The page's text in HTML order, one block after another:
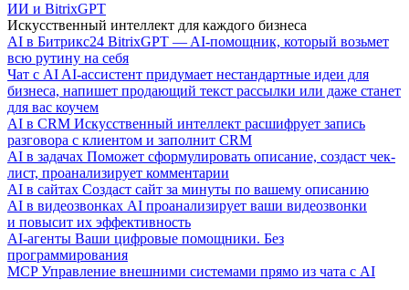
ИИ и BitrixGPT
Искусственный интеллект для каждого бизнеса
AI в Битрикс24 BitrixGPT — AI-помощник, который возьмет
всю рутину на себя
Чат с AI AI-ассистент придумает нестандартные идеи для
бизнеса, напишет продающий текст рассылки или даже станет
для вас коучем
AI в CRM Искусственный интеллект расшифрует запись
разговора с клиентом и заполнит CRM
AI в задачах Поможет сформулировать описание, создаст чек-
лист, проанализирует комментарии
AI в сайтах Создаст сайт за минуты по вашему описанию
AI в видеозвонках AI проанализирует ваши видеозвонки
и повысит их эффективность
AI-агенты Ваши цифровые помощники. Без
программирования
MCP Управление внешними системами прямо из чата с AI